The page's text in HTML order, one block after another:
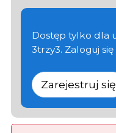
Dostęp tylko dla
3trzy3. Zaloguj
Zarejestruj się